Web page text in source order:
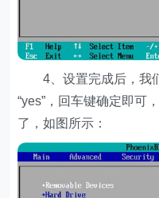
4、设置完成后，我们
“yes”，回车键确定即可
了，如图所示：